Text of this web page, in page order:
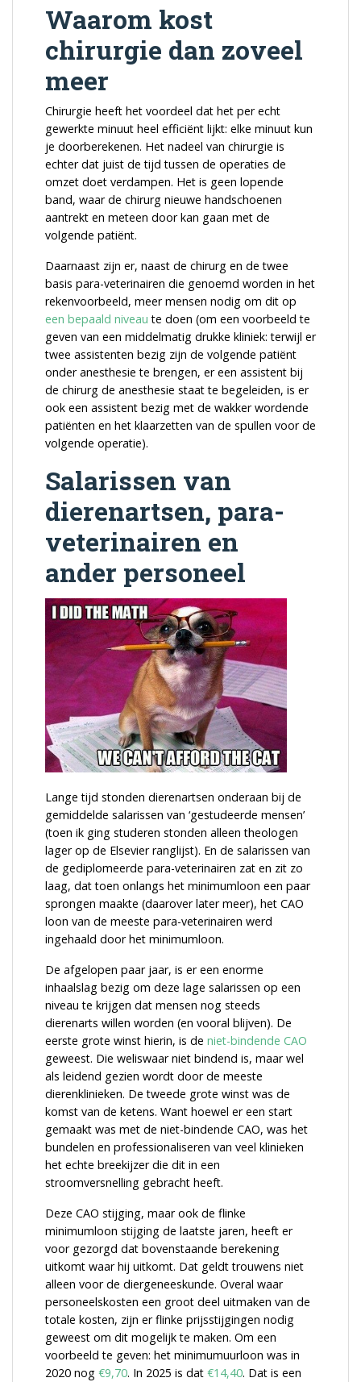
Waarom kost
chirurgie dan zoveel
meer
Chirurgie heeft het voordeel dat het per echt
gewerkte minuut heel efficiënt lijkt: elke minuut kun
je doorberekenen. Het nadeel van chirurgie is
echter dat juist de tijd tussen de operaties de
omzet doet verdampen. Het is geen lopende
band, waar de chirurg nieuwe handschoenen
aantrekt en meteen door kan gaan met de
volgende patiënt.
Daarnaast zijn er, naast de chirurg en de twee
basis para-veterinairen die genoemd worden in het
rekenvoorbeeld, meer mensen nodig om dit op
een bepaald niveau te doen (om een voorbeeld te
geven van een middelmatig drukke kliniek: terwijl er
twee assistenten bezig zijn de volgende patiënt
onder anesthesie te brengen, er een assistent bij
de chirurg de anesthesie staat te begeleiden, is er
ook een assistent bezig met de wakker wordende
patiënten en het klaarzetten van de spullen voor de
volgende operatie).
Salarissen van
dierenartsen, para-
veterinairen en
ander personeel
Lange tijd stonden dierenartsen onderaan bij de
gemiddelde salarissen van ‘gestudeerde mensen’
(toen ik ging studeren stonden alleen theologen
lager op de Elsevier ranglijst). En de salarissen van
de gediplomeerde para-veterinairen zat en zit zo
laag, dat toen onlangs het minimumloon een paar
sprongen maakte (daarover later meer), het CAO
loon van de meeste para-veterinairen werd
ingehaald door het minimumloon.
De afgelopen paar jaar, is er een enorme
inhaalslag bezig om deze lage salarissen op een
niveau te krijgen dat mensen nog steeds
dierenarts willen worden (en vooral blijven). De
eerste grote winst hierin, is de niet-bindende CAO
geweest. Die weliswaar niet bindend is, maar wel
als leidend gezien wordt door de meeste
dierenklinieken. De tweede grote winst was de
komst van de ketens. Want hoewel er een start
gemaakt was met de niet-bindende CAO, was het
bundelen en professionaliseren van veel klinieken
het echte breekijzer die dit in een
stroomversnelling gebracht heeft.
Deze CAO stijging, maar ook de flinke
minimumloon stijging de laatste jaren, heeft er
voor gezorgd dat bovenstaande berekening
uitkomt waar hij uitkomt. Dat geldt trouwens niet
alleen voor de diergeneeskunde. Overal waar
personeelskosten een groot deel uitmaken van de
totale kosten, zijn er flinke prijsstijgingen nodig
geweest om dit mogelijk te maken. Om een
voorbeeld te geven: het minimumuurloon was in
2020 nog €9,70. In 2025 is dat €14,40. Dat is een